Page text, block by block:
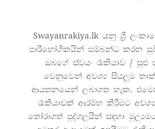
Swayanrakiya.lk යනු ශ්‍රී
පාරිභෝගිකයින් සම්බන්ධ කරන
ඔබගේ ස්වයං රැකියාව / සුළු
වෙනුවෙන් අවශ්‍ය සියලුම
ආයතනයෙන් ලබාගත හැක.
රැකියාවක් ආරම්භ කිරීමට
තෝරාගත් පුද්ගලයින් සඳහා මුල්‍යමය